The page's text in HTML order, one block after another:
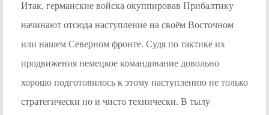
Итак, германские войска окуппировав Прибалтику
начинают отсюда наступление на своём Восточном
или нашем Северном фронте. Судя по тактике их
продвижения немецкое командование довольно
хорошо подготовилось к этому наступлению не только
стратегически но и чисто технически. В тылу